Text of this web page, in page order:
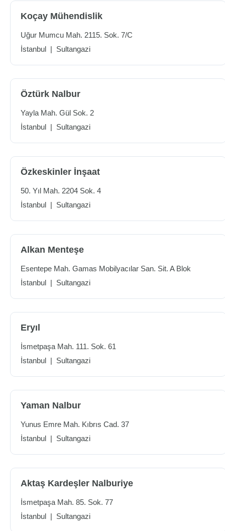
Koçay Mühendislik
Uğur Mumcu Mah. 2115. Sok. 7/C
İstanbul | Sultangazi
Öztürk Nalbur
Yayla Mah. Gül Sok. 2
İstanbul | Sultangazi
Özkeskinler İnşaat
50. Yıl Mah. 2204 Sok. 4
İstanbul | Sultangazi
Alkan Menteşe
Esentepe Mah. Gamas Mobilyacılar San. Sit. A Blok
İstanbul | Sultangazi
Eryıl
İsmetpaşa Mah. 111. Sok. 61
İstanbul | Sultangazi
Yaman Nalbur
Yunus Emre Mah. Kıbrıs Cad. 37
İstanbul | Sultangazi
Aktaş Kardeşler Nalburiye
İsmetpaşa Mah. 85. Sok. 77
İstanbul | Sultangazi